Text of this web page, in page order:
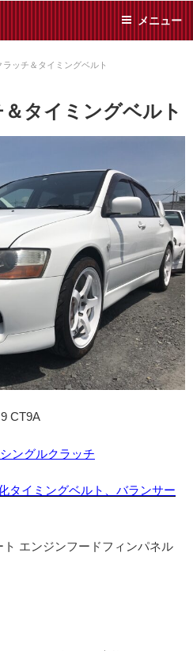
メニュー
ラッチ＆タイミングベルト
タイミングベルト
CT9A
ングルクラッチ
イミングベルト、バランサー
エンジンフードフィンパネル